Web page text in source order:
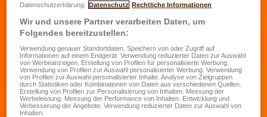
Name*
Geburtsdatum*
TT.MM.JJJJ
Straße/Nr.*
Datenschutzerklärung.
Datenschutz Rechtliche Informationen
Wir und unsere Partner verarbeiten Daten, um
Folgendes bereitzustellen:
Verwendung genauer Standortdaten. Speichern von oder Zugriff auf
Informationen auf einem Endgerät. Verwendung reduzierter Daten zur Auswahl
von Werbeanzeigen. Erstellung von Profilen für personalisierte Werbung.
Verwendung von Profilen zur Auswahl personalisierter Werbung. Verwendung
von Profilen zur Auswahl personalisierter Inhalte. Analyse von Zielgruppen
durch Statistiken oder Kombinationen von Daten aus verschiedenen Quellen.
Erstellung von Profilen zur Personalisierung von Inhalten. Messung der
Werbeleistung. Messung der Performance von Inhalten. Entwicklung und
Verbesserung der Angebote. Verwendung reduzierter Daten zur Auswahl von
Inhalten.